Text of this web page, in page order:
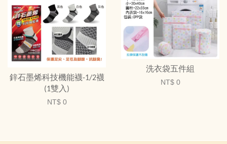
鋅石墨烯科技機能襪-1/2襪
(1雙入)
NT$ 0
洗衣袋五件組
NT$ 0